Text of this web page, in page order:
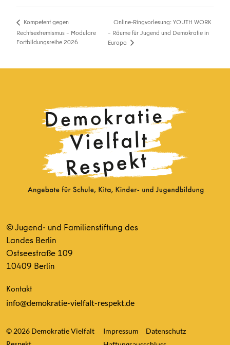
Kompetent gegen
Rechtsextremismus – Modulare
Fortbildungsreihe 2026
Online-Ringvorlesung: YOUTH WORK
– Räume für Jugend und Demokratie in
Europa
© Jugend- und Familienstiftung des
Landes Berlin
Ostseestraße 109
10409 Berlin
Kontakt
info@demokratie-vielfalt-respekt.de
© 2026 Demokratie Vielfalt
Impressum
Datenschutz